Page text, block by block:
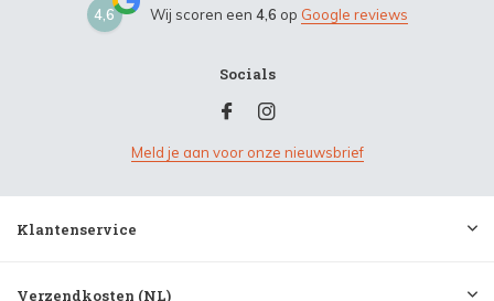
4,6 Wij scoren een 4,6 op Google reviews
Socials
Meld je aan voor onze nieuwsbrief
Klantenservice
Verzendkosten (NL)